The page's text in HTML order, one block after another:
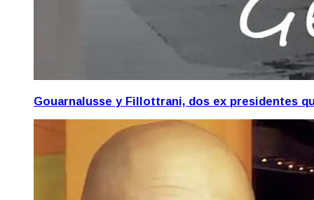
Gouarnalusse y Fillottrani, dos ex presidentes